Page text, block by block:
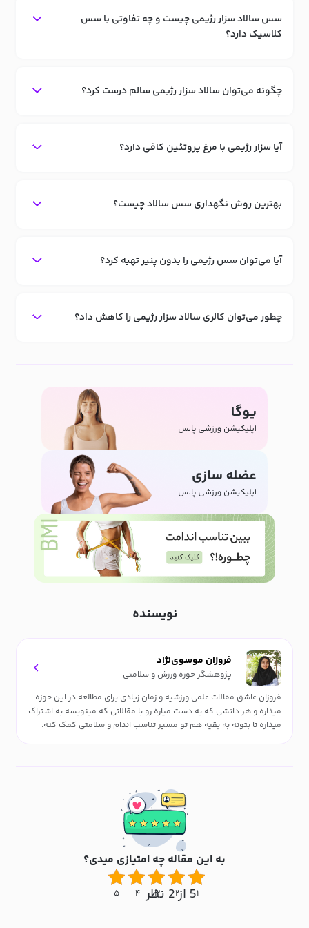
سس سالاد سزار رژیمی چیست و چه تفاوتی با سس
کلاسیک دارد؟
چگونه می‌توان سالاد سزار رژیمی سالم درست کرد؟
آیا سزار رژیمی با مرغ پروتئین کافی دارد؟
بهترین روش نگهداری سس سالاد چیست؟
آیا می‌توان سس رژیمی را بدون پنیر تهیه کرد؟
چطور می‌توان کالری سالاد سزار رژیمی را کاهش داد؟
نویسنده
فروزان موسوی‌نژاد
پژوهشگر حوزه ورزش و سلامتی
فروزان عاشق مقالات علمی ورزشیه و زمان زیادی برای مطالعه در این حوزه
میذاره و هر دانشی که به دست میاره رو با مقالاتی که مینویسه به اشتراک
میذاره تا بتونه به بقیه هم تو مسیر تناسب اندام و سلامتی کمک کنه.
به این مقاله چه امتیازی میدی؟
5 از 2 نظر۱ ۲ ۳ ۴ ۵